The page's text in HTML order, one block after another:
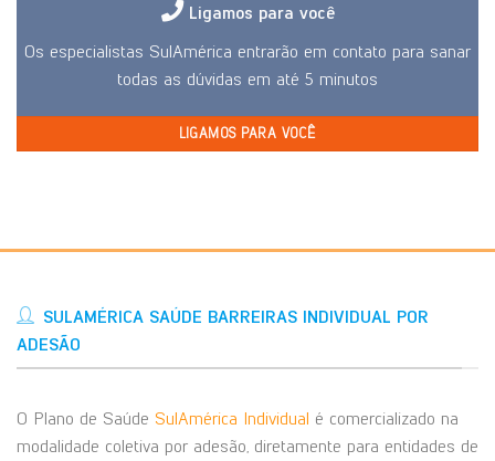
Ligamos para você
Os especialistas SulAmérica entrarão em contato para sanar
todas as dúvidas em até 5 minutos
LIGAMOS PARA VOCÊ
SULAMÉRICA SAÚDE BARREIRAS INDIVIDUAL POR
ADESÃO
O Plano de Saúde SulAmérica Individual é comercializado na
modalidade coletiva por adesão, diretamente para entidades de